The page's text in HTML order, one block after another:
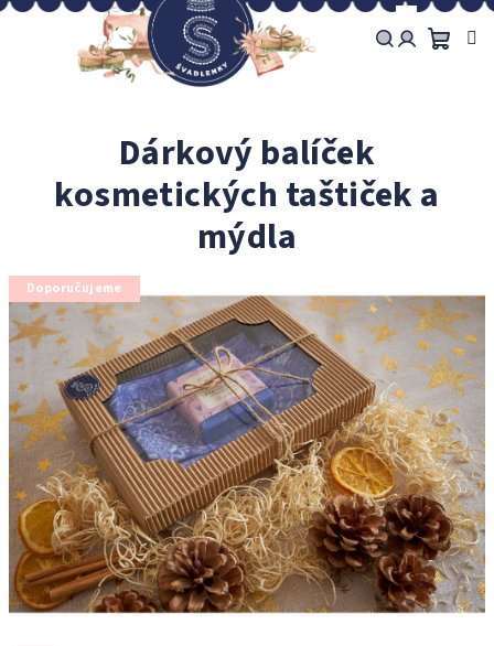
Přejít
Dárkový balíček
kosmetických taštiček a
mýdla
Doporučujeme